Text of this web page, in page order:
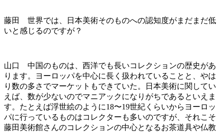
藤田 世界では、日本美術そのものへの認知度がまだまだ低
いと感じるのですが？
山口 中国のものは、西洋でも長いコレクションの歴史があ
ります。ヨーロッパを中心に長く扱われていることと、やは
り数の多さでマーケットもできていた。日本美術に関してい
えば、数が少ないのでマニアックになりがちであるといえま
す。たとえば浮世絵のように18〜19世紀くらいからヨーロッ
パに行っているものはコレクターも多いのですが、それこそ
藤田美術館さんのコレクションの中心となるお茶道具や仏教